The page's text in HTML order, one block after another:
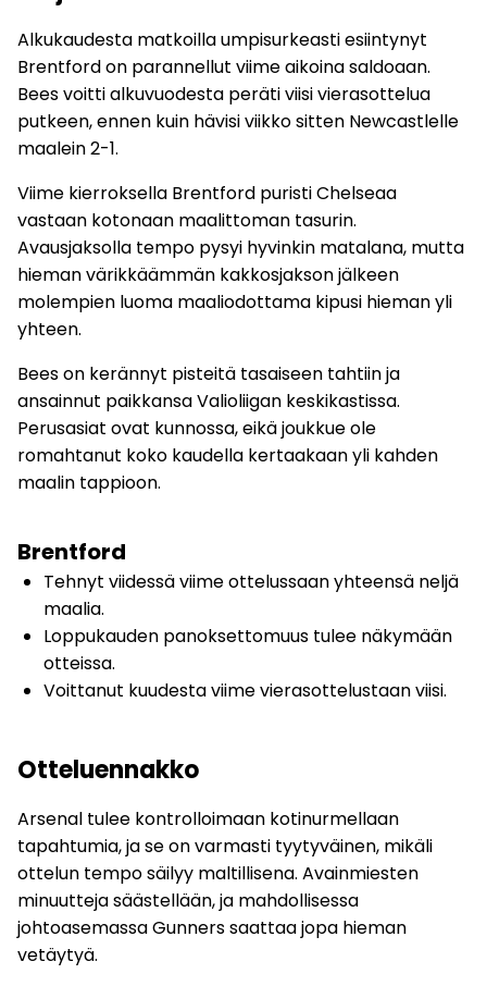
Alkukaudesta matkoilla umpisurkeasti esiintynyt
Brentford on parannellut viime aikoina saldoaan.
Bees voitti alkuvuodesta peräti viisi vierasottelua
putkeen, ennen kuin hävisi viikko sitten Newcastlelle
maalein 2-1.
Viime kierroksella Brentford puristi Chelseaa
vastaan kotonaan maalittoman tasurin.
Avausjaksolla tempo pysyi hyvinkin matalana, mutta
hieman värikkäämmän kakkosjakson jälkeen
molempien luoma maaliodottama kipusi hieman yli
yhteen.
Bees on kerännyt pisteitä tasaiseen tahtiin ja
ansainnut paikkansa Valioliigan keskikastissa.
Perusasiat ovat kunnossa, eikä joukkue ole
romahtanut koko kaudella kertaakaan yli kahden
maalin tappioon.
Brentford
Tehnyt viidessä viime ottelussaan yhteensä neljä
maalia.
Loppukauden panoksettomuus tulee näkymään
otteissa.
Voittanut kuudesta viime vierasottelustaan viisi.
Otteluennakko
Arsenal tulee kontrolloimaan kotinurmellaan
tapahtumia, ja se on varmasti tyytyväinen, mikäli
ottelun tempo säilyy maltillisena. Avainmiesten
minuutteja säästellään, ja mahdollisessa
johtoasemassa Gunners saattaa jopa hieman
vetäytyä.